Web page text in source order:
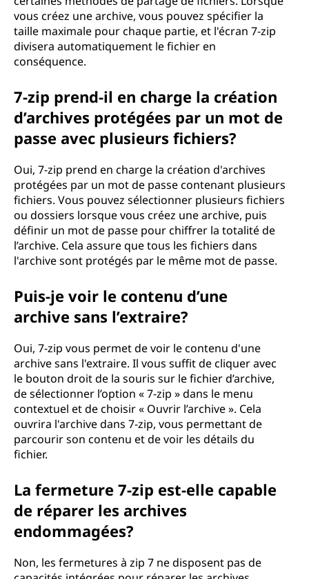
vous créez une archive, vous pouvez spécifier la
taille maximale pour chaque partie, et l'écran 7-zip
divisera automatiquement le fichier en
conséquence.
7-zip prend-il en charge la création
d’archives protégées par un mot de
passe avec plusieurs fichiers?
Oui, 7-zip prend en charge la création d'archives
protégées par un mot de passe contenant plusieurs
fichiers. Vous pouvez sélectionner plusieurs fichiers
ou dossiers lorsque vous créez une archive, puis
définir un mot de passe pour chiffrer la totalité de
l’archive. Cela assure que tous les fichiers dans
l'archive sont protégés par le même mot de passe.
Puis-je voir le contenu d’une
archive sans l’extraire?
Oui, 7-zip vous permet de voir le contenu d'une
archive sans l'extraire. Il vous suffit de cliquer avec
le bouton droit de la souris sur le fichier d’archive,
de sélectionner l’option « 7-zip » dans le menu
contextuel et de choisir « Ouvrir l’archive ». Cela
ouvrira l'archive dans 7-zip, vous permettant de
parcourir son contenu et de voir les détails du
fichier.
La fermeture 7-zip est-elle capable
de réparer les archives
endommagées?
Non, les fermetures à zip 7 ne disposent pas de